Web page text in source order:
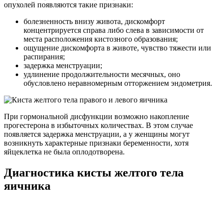
опухолей появляются такие признаки:
болезненность внизу живота, дискомфорт
концентрируется справа либо слева в зависимости от
места расположения кистозного образования;
ощущение дискомфорта в животе, чувство тяжести или
распирания;
задержка менструации;
удлинение продолжительности месячных, оно
обусловлено неравномерным отторжением эндометрия.
При гормональной дисфункции возможно накопление
прогестерона в избыточных количествах. В этом случае
появляется задержка менструации, а у женщины могут
возникнуть характерные признаки беременности, хотя
яйцеклетка не была оплодотворена.
Диагностика кисты желтого тела
яичника